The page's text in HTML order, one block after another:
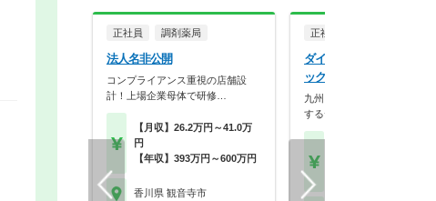
正社員 調剤薬局
法人名非公開
コンプライアンス重視の店舗設
計！上場企業母体で研修…
【月収】26.2万円～41.0万
円
【年収】393万円～600万円
香川県 観音寺市
正社員
ダイレックス株式会社
ックス観音寺店
九州～北陸地方に約300店舗
するディスカウント…